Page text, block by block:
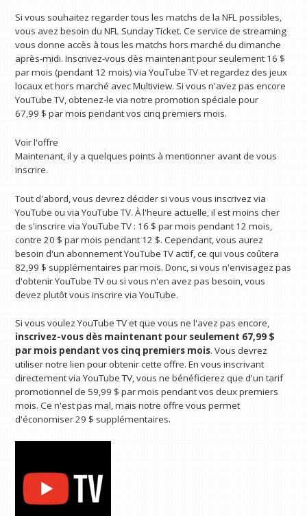
Si vous souhaitez regarder tous les matchs de la NFL possibles,
vous avez besoin du NFL Sunday Ticket. Ce service de streaming
vous donne accès à tous les matchs hors marché du dimanche
après-midi. Inscrivez-vous dès maintenant pour seulement 16 $
par mois (pendant 12 mois) via YouTube TV et regardez des jeux
locaux et hors marché avec Multiview. Si vous n'avez pas encore
YouTube TV, obtenez-le via notre promotion spéciale pour
67,99 $ par mois pendant vos cinq premiers mois.
Voir l'offre
Maintenant, il y a quelques points à mentionner avant de vous
inscrire.
Tout d'abord, vous devrez décider si vous vous inscrivez via
YouTube ou via YouTube TV. À l'heure actuelle, il est moins cher
de s'inscrire via YouTube TV : 16 $ par mois pendant 12 mois,
contre 20 $ par mois pendant 12 $. Cependant, vous aurez
besoin d'un abonnement YouTube TV actif, ce qui vous coûtera
82,99 $ supplémentaires par mois. Donc, si vous n'envisagez pas
d'obtenir YouTube TV ou si vous n'en avez pas besoin, vous
devez plutôt vous inscrire via YouTube.
Si vous voulez YouTube TV et que vous ne l'avez pas encore,
inscrivez-vous dès maintenant pour seulement 67,99 $
par mois pendant vos cinq premiers mois. Vous devrez
utiliser notre lien pour obtenir cette offre. En vous inscrivant
directement via YouTube TV, vous ne bénéficierez que d'un tarif
promotionnel de 59,99 $ par mois pendant vos deux premiers
mois. Ce n'est pas mal, mais notre offre vous permet
d'économiser 29 $ supplémentaires.